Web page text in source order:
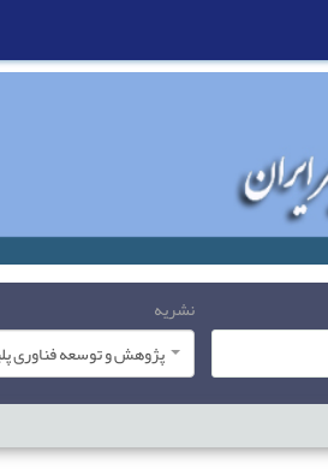
نشریه